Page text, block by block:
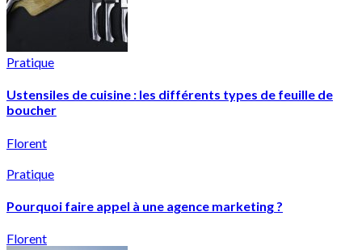
Pratique
Ustensiles de cuisine : les différents types de feuille de
boucher
Florent
Pratique
Pourquoi faire appel à une agence marketing ?
Florent